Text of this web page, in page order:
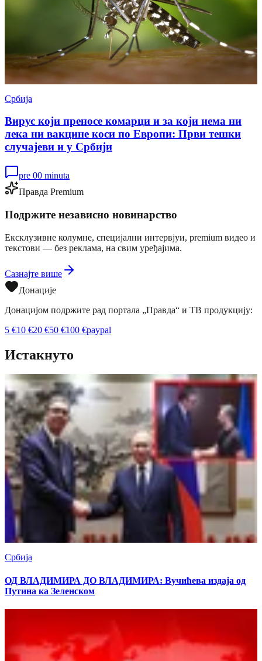
Србија
Вирус који преносе комарци и за који нема ни
лека ни вакцине коси по Европи: Први тешки
случајеви и у Србији
pre 00 minuta
Правда Premium
Подржите независно новинарство
Ексклузивне колумне, специјални интервјуи, premium видео и
текстови — без реклама, на свим уређајима.
Сазнајте више
Донације
Донацијом подржите рад портала „Правда“ и ТВ продукцију:
5 €10 €20 €50 €100 €paypal
Истакнуто
Србија
ОД ВЛАДИМИРА ДО ВЛАДИМИРА: Вучићева издаја од
Путина ка Зеленском